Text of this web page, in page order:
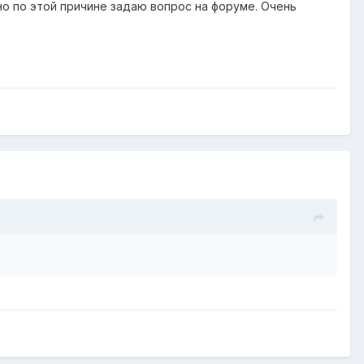
по этой причине задаю вопрос на форуме. Очень